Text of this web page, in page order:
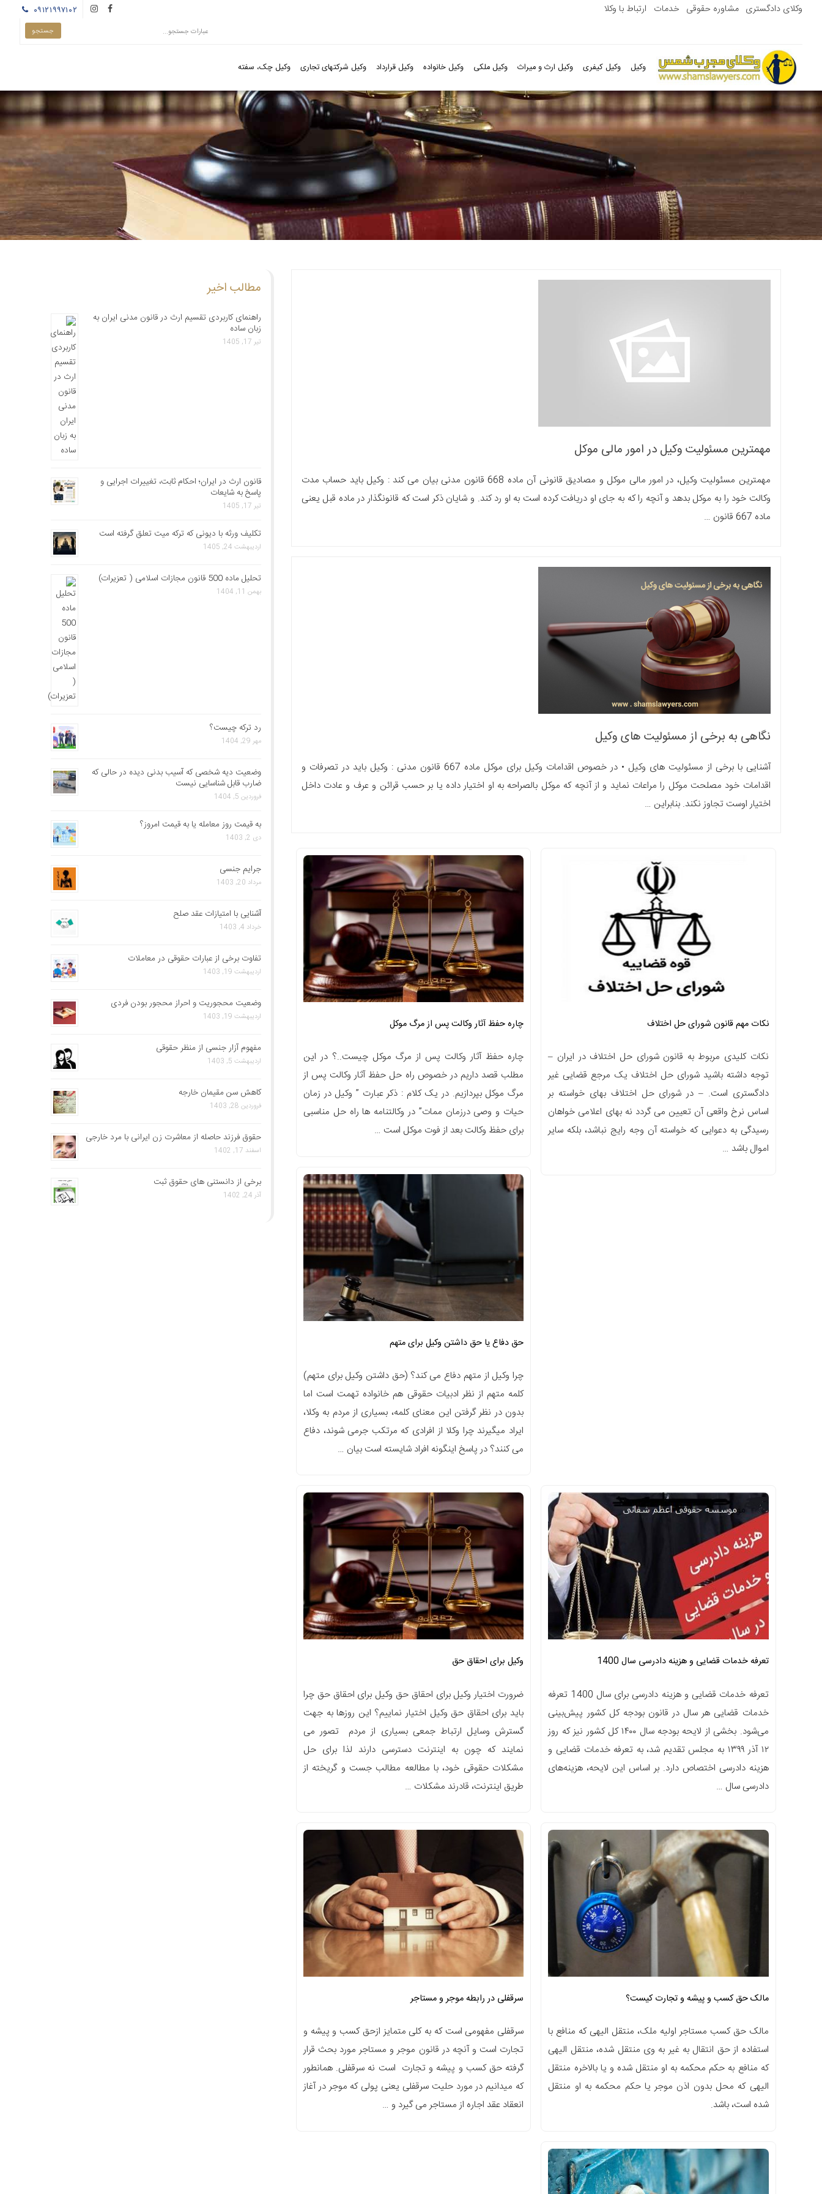
۰۹۱۲۱۹۹۷۱۰۲ وکلای دادگستری مشاوره حقوقی خدمات ارتباط با وکلا
وکیل وکیل کیفری وکیل ارث و میراث وکیل ملکی وکیل خانواده وکیل قرارداد وکیل شرکتهای تجاری وکیل چک، سفته
مهمترین مسئولیت وکیل در امور مالی موکل
مهمترین مسئولیت وکیل، در امور مالی موکل و مصادیق قانونی آن ماده 668 قانون مدنی بیان می کند : وکیل باید حساب مدت
وکالت خود را به موکل بدهد و آنچه را که به جای او دریافت کرده است به او رد کند. و شایان ذکر است که قانونگذار در ماده قبل یعنی
ماده 667 قانون …
نگاهی به برخی از مسئولیت های وکیل
آشنایی با برخی از مسئولیت های وکیل • در خصوص اقدامات وکیل برای موکل ماده 667 قانون مدنی : وکیل باید در تصرفات و
اقدامات خود مصلحت موکل را مراعات نماید و از آنچه که موکل بالصراحه به او اختیار داده یا بر حسب‌ قرائن و عرف و عادت داخل
اختیار اوست تجاوز نکند. بنابراین …
نکات مهم قانون شورای حل اختلاف
نکات کلیدی مربوط به قانون شورای حل اختلاف در ایران –
توجه داشته باشید شورای حل اختلاف یک مرجع قضایی غیر
دادگستری است. – در شورای حل اختلاف بهای خواسته بر
اساس نرخ واقعی آن تعیین می گردد نه بهای اعلامی خواهان
رسیدگی به دعوایی که خواسته آن وجه رایج نباشد، بلکه سایر
اموال باشد …
چاره حفظ آثار وکالت پس از مرگ موکل
چاره حفظ آثار وکالت پس از مرگ موکل چیست..؟ در این
مطلب قصد داریم در خصوص راه حل حفظ آثار وکالت پس از
مرگ موکل بپردازیم. در یک کلام : ذکر عبارت ” وکیل در زمان
حیات و وصی درزمان ممات” در وکالتنامه ها راه حل مناسبی
برای حفظ وکالت بعد از فوت موکل است …
حق دفاع یا حق داشتن وکیل برای متهم
چرا وکیل از متهم دفاع می کند؟ (حق داشتن وکیل برای متهم)
کلمه متهم از نظر ادبیات حقوقی هم خانواده تهمت است اما
بدون در نظر گرفتن این معنای کلمه، بسیاری از مردم به وکلا،
ایراد میگیرند چرا وکلا از افرادی که مرتکب جرمی شوند، دفاع
می کنند؟ در پاسخ اینگونه افراد شایسته است بیان …
تعرفه خدمات قضایی و هزینه دادرسی سال 1400
تعرفه خدمات قضایی و هزینه دادرسی برای سال 1400 تعرفه
خدمات قضایی هر سال در قانون بودجه کل کشور پیش‌بینی
می‌شود. بخشی از لایحه بودجه سال ۱۴۰۰ کل کشور نیز که روز
۱۲ آذر ۱۳۹۹ به مجلس تقدیم شد، به تعرفه خدمات قضایی و
هزینه‌ دادرسی اختصاص دارد. بر اساس این لایحه، هزینه‌های
دادرسی سال …
وکیل برای احقاق حق
ضرورت اختیار وکیل برای احقاق حق وکیل برای احقاق حق چرا
باید برای احقاق حق وکیل اختیار نماییم؟ این روزها به جهت
گسترش وسایل ارتباط جمعی بسیاری از مردم تصور می
نمایند که چون به اینترنت دسترسی دارند لذا برای حل
مشکلات حقوقی خود، با مطالعه مطالب جست و گریخته از
طریق اینترنت، قادرند مشکلات …
مالک حق کسب و پیشه و تجارت کیست؟
مالک حق کسب مستاجر اولیه ملک، منتقل الیهی که منافع با
استفاده از حق انتقال به غیر به وی منتقل شده، منتقل الیهی
که منافع به حکم محکمه به او منتقل شده و یا بالاخره منتقل
الیهی که محل بدون اذن موجر یا حکم محکمه به او منتقل
شده است، باشد.
سرقفلی در رابطه موجر و مستاجر
سرقفلی مفهومی است که به کلی متمایز ازحق کسب و پیشه و
تجارت است و آنچه در قانون موجر و مستاجر مورد بحث قرار
گرفته حق کسب و پیشه و تجارت است نه سرقفلی. همانطور
که میدانیم در مورد حلیت سرقفلی یعنی پولی که موجر در آغاز
انعقاد عقد اجاره از مستاجر می گیرد و …
مطالب اخیر
راهنمای کاربردی تقسیم ارث در قانون مدنی ایران به
زبان ساده
تیر 17, 1405
قانون ارث در ایران؛ احکام ثابت، تغییرات اجرایی و
پاسخ به شایعات
تیر 17, 1405
تکلیف ورثه با دیونی که ترکه میت تعلق گرفته است
اردیبهشت 24, 1405
تحلیل ماده 500 قانون مجازات اسلامی ( تعزیرات)
بهمن 11, 1404
رد ترکه چیست؟
مهر 29, 1404
وضعیت دیه شخصی که آسیب بدنی دیده در حالی که
ضارب قابل شناسایی نیست
فروردین 5, 1404
به قیمت روز معامله یا به قیمت امروز؟
دی 2, 1403
جرایم جنسی
مرداد 20, 1403
آشنایی با امتیازات عقد صلح
خرداد 4, 1403
تفاوت برخی از عبارات حقوقی در معاملات
اردیبهشت 19, 1403
وضعیت محجوریت و احراز محجور بودن فردی
اردیبهشت 19, 1403
مفهوم آزار جنسی از منظر حقوقی
اردیبهشت 5, 1403
کاهش سن مقیمان خارجه
فروردین 28, 1403
حقوق فرزند حاصله از معاشرت زن ایرانی با مرد خارجی
اسفند 17, 1402
برخی از دانستنی های حقوق ثبت
آذر 24, 1402